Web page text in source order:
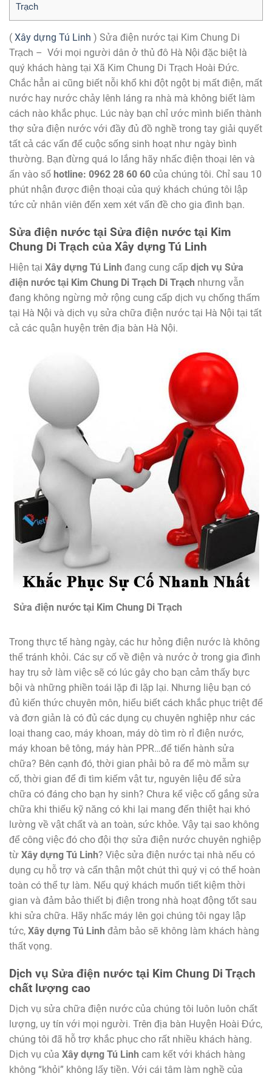
Trạch
( Xây dựng Tú Linh ) Sửa điện nước tại Kim Chung Di
Trạch – Với mọi người dân ở thủ đô Hà Nội đặc biệt là
quý khách hàng tại Xã Kim Chung Di Trạch Hoài Đức.
Chắc hẳn ai cũng biết nỗi khổ khi đột ngột bị mất điện, mất
nước hay nước chảy lênh láng ra nhà mà không biết làm
cách nào khắc phục. Lúc này bạn chỉ ước mình biến thành
thợ sửa điện nước với đầy đủ đồ nghề trong tay giải quyết
tất cả các vấn để cuộc sống sinh hoạt như ngày bình
thường. Bạn đừng quá lo lắng hãy nhấc điện thoại lên và
ấn vào số hotline: 0962 28 60 60 của chúng tôi. Chỉ sau 10
phút nhận được điện thoại của quý khách chúng tôi lập
tức cử nhân viên đến xem xét vấn đề cho gia đình bạn.
Sửa điện nước tại Sửa điện nước tại Kim
Chung Di Trạch của Xây dựng Tú Linh
Hiện tại Xây dựng Tú Linh đang cung cấp dịch vụ Sửa
điện nước tại Kim Chung Di Trạch Di Trạch nhưng vẫn
đang không ngừng mở rộng cung cấp dịch vụ chống thấm
tại Hà Nội và dịch vụ sửa chữa điện nước tại Hà Nội tại tất
cả các quận huyện trên địa bàn Hà Nội.
Sửa điện nước tại Kim Chung Di Trạch
Trong thực tế hàng ngày, các hư hỏng điện nước là không
thể tránh khỏi. Các sự cố về điện và nước ở trong gia đình
hay trụ sở làm việc sẽ có lúc gây cho bạn cảm thấy bực
bội và những phiền toái lặp đi lặp lại. Nhưng liệu bạn có
đủ kiến thức chuyên môn, hiểu biết cách khắc phục triệt để
và đơn giản là có đủ các dụng cụ chuyên nghiệp như các
loại thang cao, máy khoan, máy dò tìm rò rỉ điện nước,
máy khoan bê tông, máy hàn PPR…để tiến hành sửa
chữa? Bên cạnh đó, thời gian phải bỏ ra để mò mẫm sự
cố, thời gian để đi tìm kiếm vật tư, nguyên liệu để sửa
chữa có đáng cho bạn hy sinh? Chưa kể việc cố gắng sửa
chữa khi thiếu kỹ năng có khi lại mang đến thiệt hại khó
lường về vật chất và an toàn, sức khỏe. Vậy tại sao không
để công việc đó cho đội thợ sửa điện nước chuyên nghiệp
từ Xây dựng Tú Linh? Việc sửa điện nước tại nhà nếu có
dụng cụ hỗ trợ và cẩn thận một chút thì quý vị có thể hoàn
toàn có thể tự làm. Nếu quý khách muốn tiết kiệm thời
gian và đảm bảo thiết bị điện trong nhà hoạt động tốt sau
khi sửa chữa. Hãy nhấc máy lên gọi chúng tôi ngay lập
tức, Xây dựng Tú Linh đảm bảo sẽ không làm khách hàng
thất vọng.
Dịch vụ Sửa điện nước tại Kim Chung Di Trạch
chất lượng cao
Dịch vụ sửa chữa điện nước của chúng tôi luôn luôn chất
lượng, uy tín với mọi người. Trên địa bàn Huyện Hoài Đức,
chúng tôi đã hỗ trợ khắc phục cho rất nhiều khách hàng.
Dịch vụ của Xây dựng Tú Linh cam kết với khách hàng
không “khỏi” không lấy tiền. Với cái tâm làm nghề của